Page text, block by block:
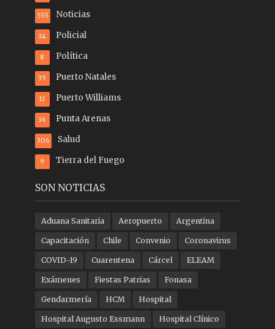
Noticias
555
Policial
34
Política
8
Puerto Natales
39
Puerto Williams
11
Punta Arenas
36
Salud
306
Tierra del Fuego
9
SON NOTICIAS
Aduana Sanitaria Aeropuerto Argentina
Capacitación Chile Convenio Coronavirus
COVID-19 Cuarentena Cárcel ELEAM
Exámenes Fiestas Patrias Fonasa
Gendarmería HCM Hospital
Hospital Augusto Essmann Hospital Clínico